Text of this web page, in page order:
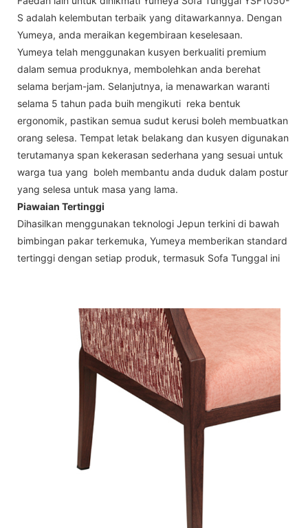
S adalah kelembutan terbaik yang ditawarkannya. Dengan
Yumeya, anda meraikan kegembiraan keselesaan.
Yumeya telah menggunakan kusyen berkualiti premium
dalam semua produknya, membolehkan anda berehat
selama berjam-jam. Selanjutnya, ia menawarkan waranti
selama 5 tahun pada buih mengikuti reka bentuk
ergonomik, pastikan semua sudut kerusi boleh membuatkan
orang selesa. Tempat letak belakang dan kusyen digunakan
terutamanya span kekerasan sederhana yang sesuai untuk
warga tua yang boleh membantu anda duduk dalam postur
yang selesa untuk masa yang lama.
Piawaian Tertinggi
Dihasilkan menggunakan teknologi Jepun terkini di bawah
bimbingan pakar terkemuka, Yumeya memberikan standard
tertinggi dengan setiap produk, termasuk Sofa Tunggal ini